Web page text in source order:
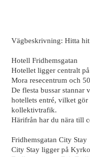
Vägbeskrivning: Hitta hit
Hotell Fridhemsgatan
Hotellet ligger centralt
Mora resecentrum och
De flesta bussar stannar
hotellets entré, vilket
kollektivtrafik.
Härifrån har du nära till
Fridhemsgatan City Stay
City Stay ligger på